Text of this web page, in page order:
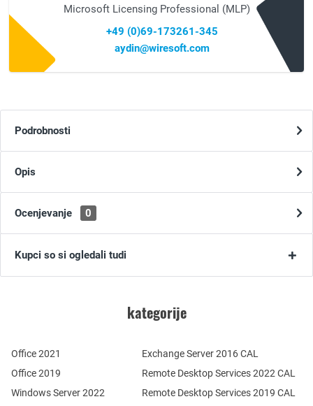
Microsoft Licensing Professional (MLP)
+49 (0)69-173261-345
aydin@wiresoft.com
Podrobnosti
Opis
Ocenjevanje 0
Kupci so si ogledali tudi
kategorije
Office 2021
Office 2019
Windows Server 2022
Remote Desktop Services 2022 CAL
Remote Desktop Services 2019 CAL
Exchange Server 2016 CAL